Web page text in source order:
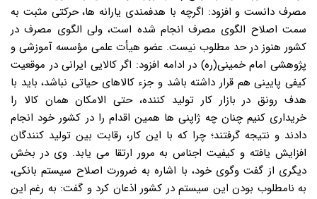
مصرف دانست و افزود: اگرچه با هدفمندی یارانه ها، حرکتی مثبت به
سمت اصلاح الگوی مصرف انجام شده است، ولی الگوی مصرف در
کشور هنوز در حد مطلوب نیست. عضو هیأت علمی مؤسسه آموزشی و
پژوهشی امام خمینی(ره) در ادامه افزود: اگر کالایی ایرانی در موقعیت
کیفی پایینی هم قرار داشته باشد و جزء کالاهای حیاتی نباشد، باید با
هدف رونق در بازار کار تولید کننده، حتی الامکان همان کالا را
خریداری کنیم چنان چه ژاپنی ها همین اقدام را در کشور خود انجام
دادند و نتیجه گرفتند؛ چرا که با این کار، رقابت بین تولید کنندگان
افزایش یافته و کیفیت اجناس به مرور ارتقا می یابد. وی در بخش
دیگری از گفت وگوی خود، با اشاره به ضرورت اصلاح سیستم بانکی،
به نامطلوب بودن این سیستم در کشور اذعان کرد و گفت: به رغم این